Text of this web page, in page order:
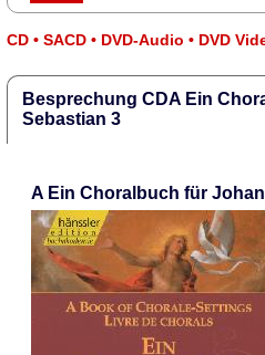
CD • SACD • DVD-Audio • DVD
Besprechung CDA Ein
Sebastian 3
A Ein Choralbuch für